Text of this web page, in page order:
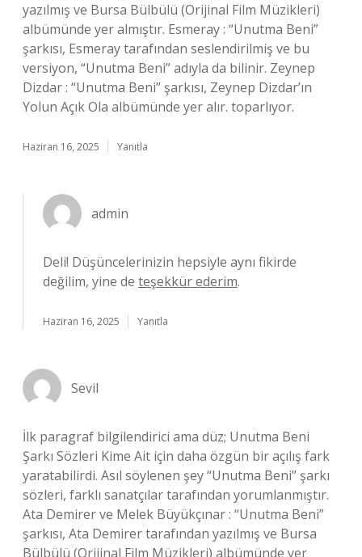
yazılmış ve Bursa Bülbülü (Orijinal Film Müzikleri)
albümünde yer almıştır. Esmeray : “Unutma Beni”
şarkısı, Esmeray tarafından seslendirilmiş ve bu
versiyon, “Unutma Beni” adıyla da bilinir. Zeynep
Dizdar : “Unutma Beni” şarkısı, Zeynep Dizdar’ın
Yolun Açık Ola albümünde yer alır. toparlıyor.
Haziran 16, 2025 Yanıtla
admin
Deli! Düşüncelerinizin hepsiyle aynı fikirde
değilim, yine de teşekkür ederim.
Haziran 16, 2025 Yanıtla
Sevil
İlk paragraf bilgilendirici ama düz; Unutma Beni
Şarkı Sözleri Kime Ait için daha özgün bir açılış fark
yaratabilirdi. Asıl söylenen şey “Unutma Beni” şarkı
sözleri, farklı sanatçılar tarafından yorumlanmıştır.
Ata Demirer ve Melek Büyükçınar : “Unutma Beni”
şarkısı, Ata Demirer tarafından yazılmış ve Bursa
Bülbülü (Orijinal Film Müzikleri) albümünde yer